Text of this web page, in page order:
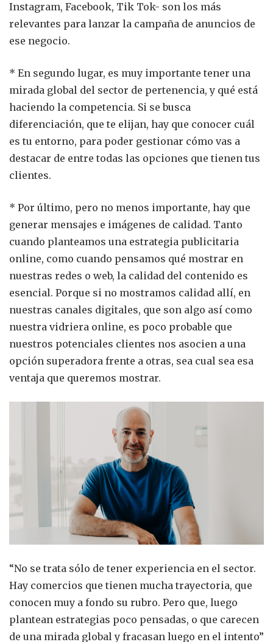
Instagram, Facebook, Tik Tok- son los más
relevantes para lanzar la campaña de anuncios de
ese negocio.
* En segundo lugar, es muy importante tener una
mirada global del sector de pertenencia, y qué está
haciendo la competencia. Si se busca
diferenciación, que te elijan, hay que conocer cuál
es tu entorno, para poder gestionar cómo vas a
destacar de entre todas las opciones que tienen tus
clientes.
* Por último, pero no menos importante, hay que
generar mensajes e imágenes de calidad. Tanto
cuando planteamos una estrategia publicitaria
online, como cuando pensamos qué mostrar en
nuestras redes o web, la calidad del contenido es
esencial. Porque si no mostramos calidad allí, en
nuestras canales digitales, que son algo así como
nuestra vidriera online, es poco probable que
nuestros potenciales clientes nos asocien a una
opción superadora frente a otras, sea cual sea esa
ventaja que queremos mostrar.
“No se trata sólo de tener experiencia en el sector.
Hay comercios que tienen mucha trayectoria, que
conocen muy a fondo su rubro. Pero que, luego
plantean estrategias poco pensadas, o que carecen
de una mirada global y fracasan luego en el intento”